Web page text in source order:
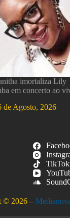
imortaliza Lily
em concerto ao
de Agosto, 2026
TikTok
© 2026 –